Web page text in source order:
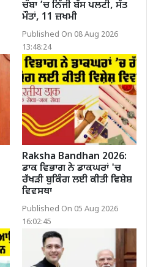
ਚੰਬਾ ’ਚ ਨਿੱਜੀ ਬੱਸ ਪਲਟੀ, ਸੱਤ
ਮੌਤਾਂ, 11 ਜ਼ਖਮੀ
Published On 08 Aug 2026
13:48:24
Raksha Bandhan 2026:
ਡਾਕ ਵਿਭਾਗ ਨੇ ਡਾਕਘਰਾਂ 'ਚ
ਰੱਖੜੀ ਬੁਕਿੰਗ ਲਈ ਕੀਤੀ ਵਿਸ਼ੇਸ਼
ਵਿਵਸਥਾ
Published On 05 Aug 2026
16:02:45